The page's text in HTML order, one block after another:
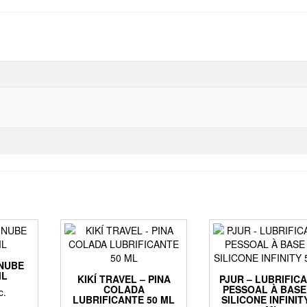
KIKÍ TRAVEL – PINA
COLADA
LUBRIFICANTE 50 ML
PJUR –
PESSOAL À
SILICONE